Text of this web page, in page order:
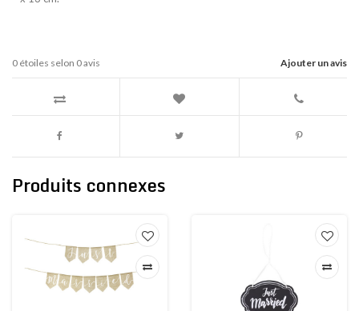
Ajouter un avis
0 étoiles selon 0avis
Produits connexes